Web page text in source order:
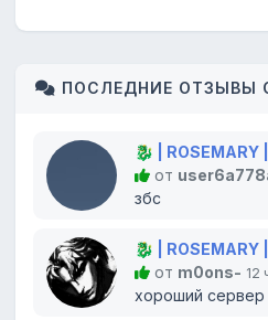
ПОСЛЕДНИЕ ОТЗЫВЫ
от
збс
от m0ons- 12
хороший сервер